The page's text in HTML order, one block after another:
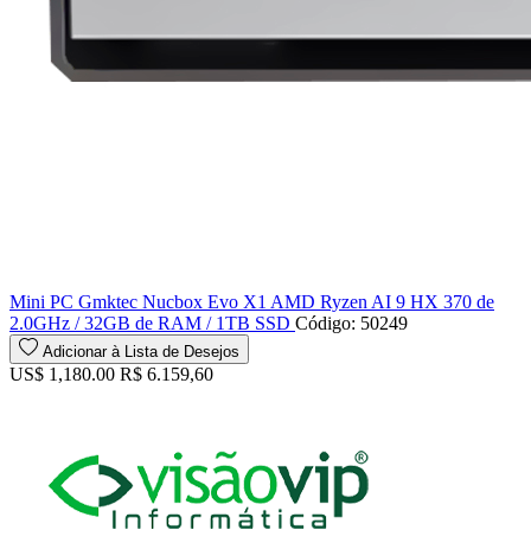
Mini PC Gmktec Nucbox Evo X1 AMD Ryzen AI 9 HX 370 de
2.0GHz / 32GB de RAM / 1TB SSD Código: 50249
Adicionar à Lista de Desejos
US$ 1,180.00 R$ 6.159,60